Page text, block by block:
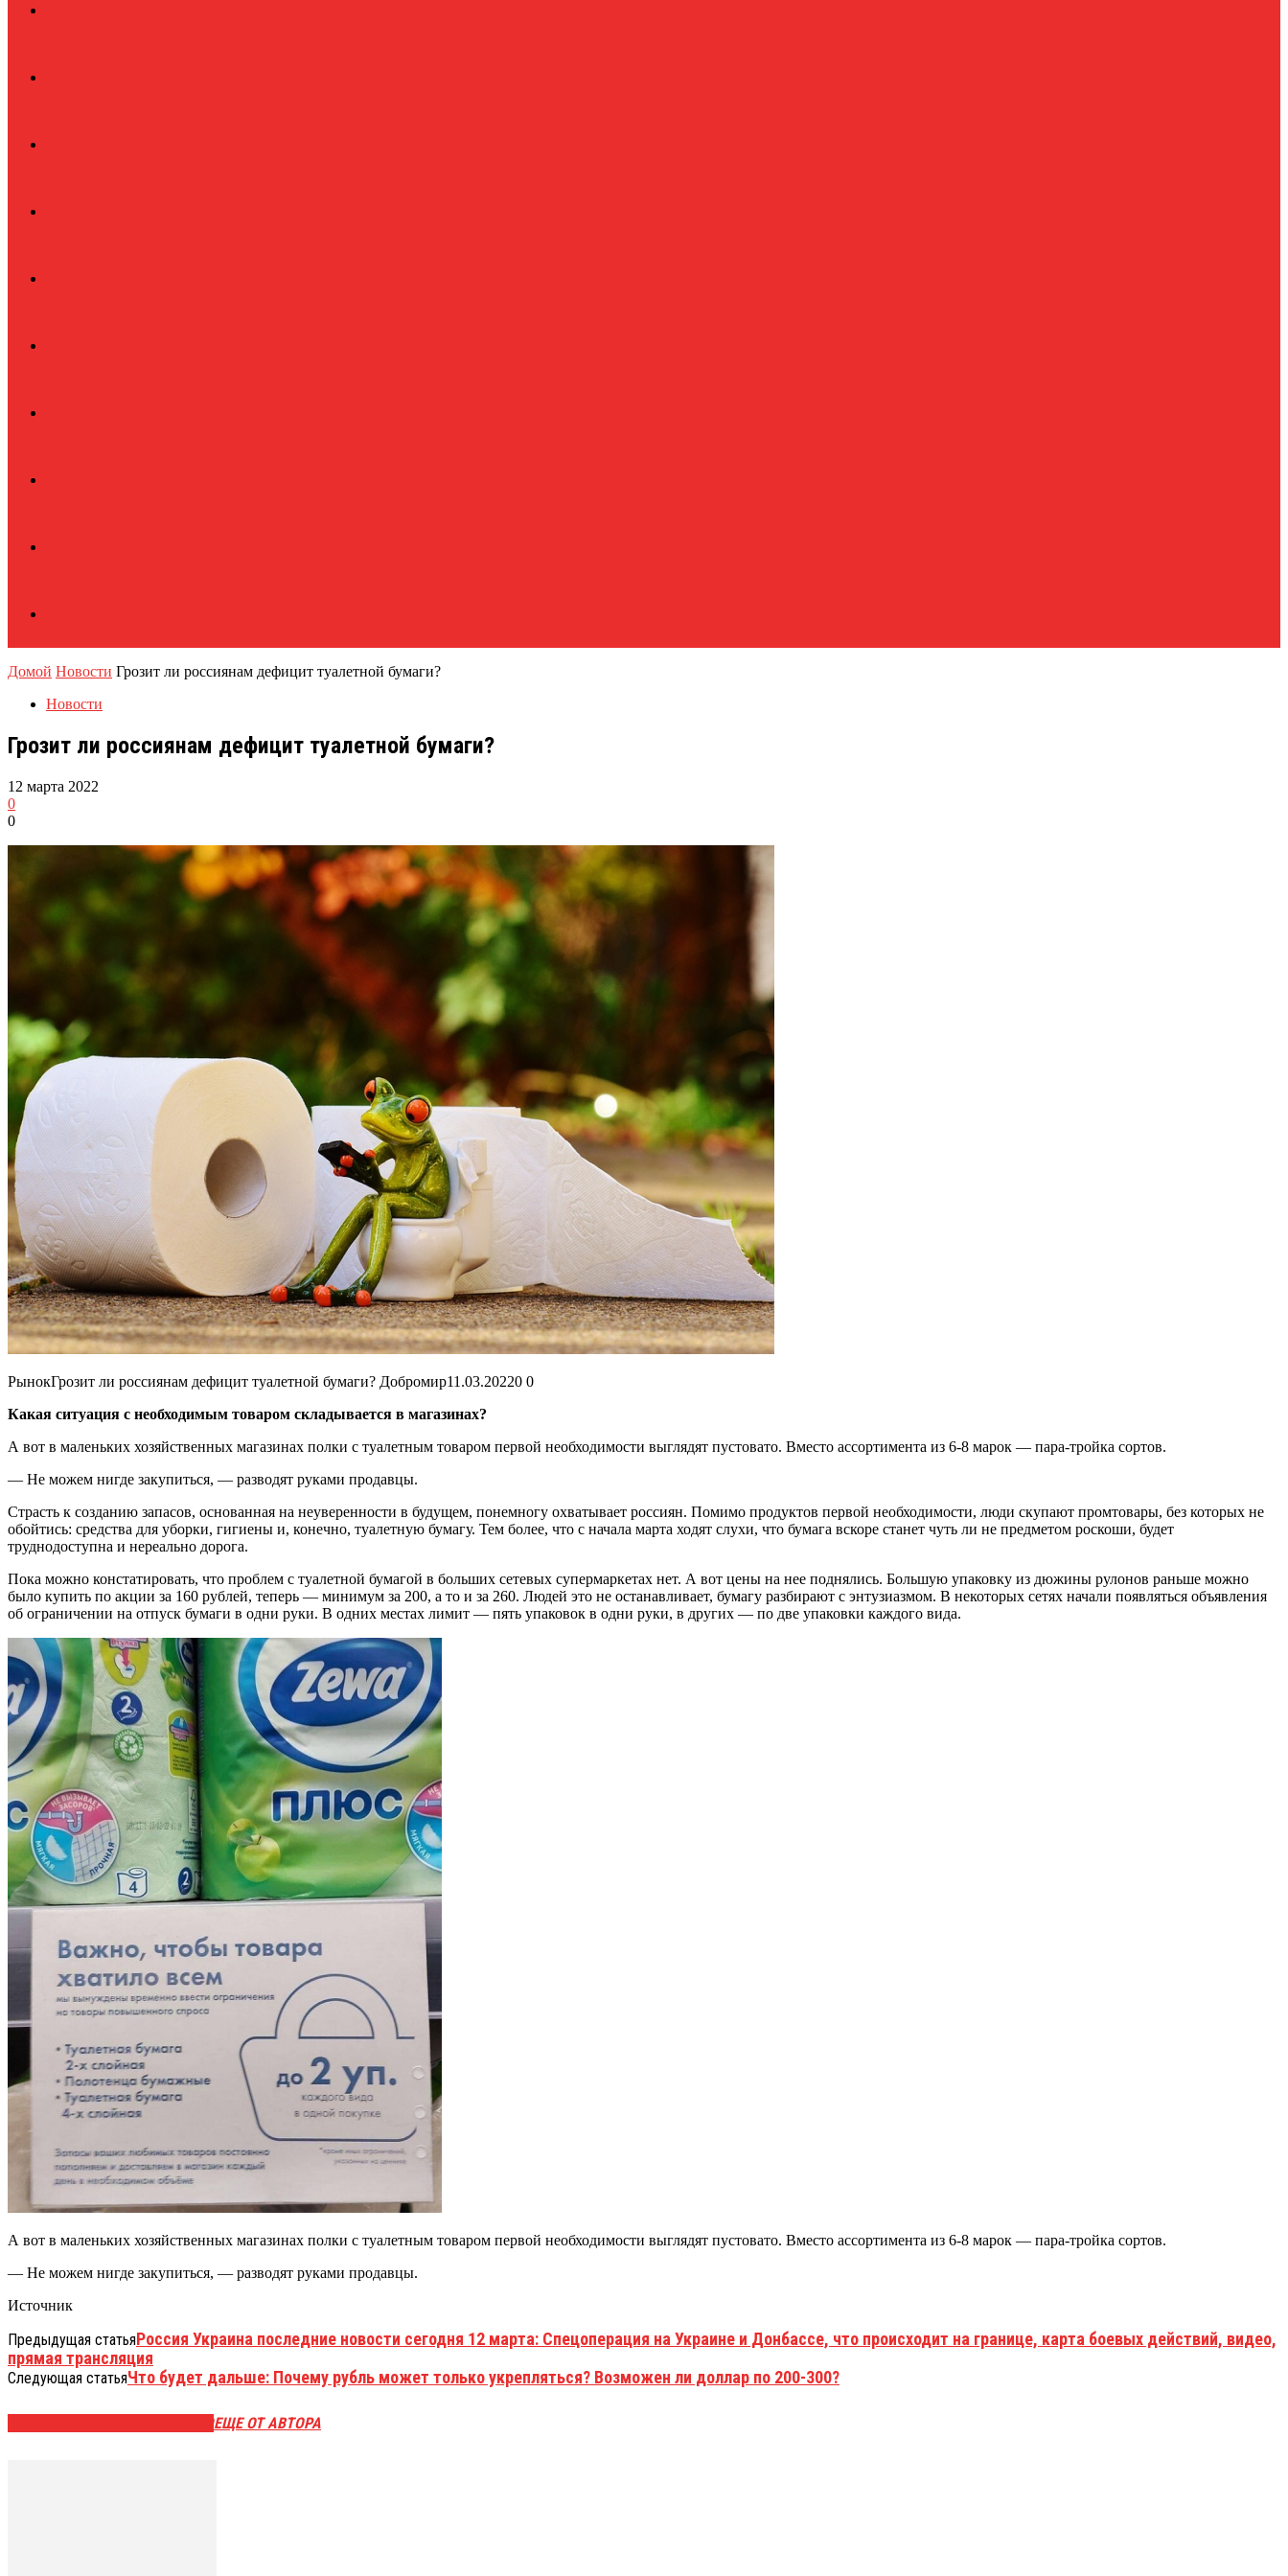
Домой Новости Грозит ли россиянам дефицит туалетной бумаги?
Новости
Грозит ли россиянам дефицит туалетной бумаги?
12 марта 2022
0
0
РынокГрозит ли россиянам дефицит туалетной бумаги? Добромир11.03.20220 0
Какая ситуация с необходимым товаром складывается в магазинах?
А вот в маленьких хозяйственных магазинах полки с туалетным товаром первой необходимости выглядят пустовато. Вместо ассортимента из 6-8 марок — пара-тройка сортов.
— Не можем нигде закупиться, — разводят руками продавцы.
Страсть к созданию запасов, основанная на неуверенности в будущем, понемногу охватывает россиян. Помимо продуктов первой необходимости, люди скупают промтовары, без которых не
обойтись: средства для уборки, гигиены и, конечно, туалетную бумагу. Тем более, что с начала марта ходят слухи, что бумага вскоре станет чуть ли не предметом роскоши, будет
труднодоступна и нереально дорога.
Пока можно констатировать, что проблем с туалетной бумагой в больших сетевых супермаркетах нет. А вот цены на нее поднялись. Большую упаковку из дюжины рулонов раньше можно
было купить по акции за 160 рублей, теперь — минимум за 200, а то и за 260. Людей это не останавливает, бумагу разбирают с энтузиазмом. В некоторых сетях начали появляться объявления
об ограничении на отпуск бумаги в одни руки. В одних местах лимит — пять упаковок в одни руки, в других — по две упаковки каждого вида.
А вот в маленьких хозяйственных магазинах полки с туалетным товаром первой необходимости выглядят пустовато. Вместо ассортимента из 6-8 марок — пара-тройка сортов.
— Не можем нигде закупиться, — разводят руками продавцы.
Источник
Предыдущая статьяРоссия Украина последние новости сегодня 12 марта: Спецоперация на Украине и Донбассе, что происходит на границе, карта боевых действий, видео,
прямая трансляция
Следующая статьяЧто будет дальше: Почему рубль может только укрепляться? Возможен ли доллар по 200-300?
ЕЩЕ ОТ АВТОРА